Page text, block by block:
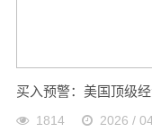
买入预警：美国顶级
1814 2026 /